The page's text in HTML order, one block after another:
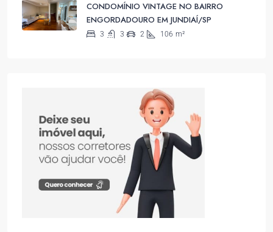
CONDOMÍNIO VINTAGE NO BAIRRO
ENGORDADOURO EM JUNDIAÍ/SP
3 3 2 106 m²